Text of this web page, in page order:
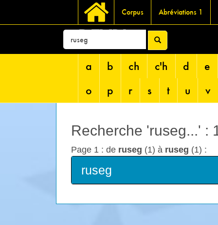
Corpus Abréviations 1
DEVRI
a b ch c'h d
e
o
p r s t u v
Recherche 'ruseg...' :
Page 1 : de ruseg (1) à ruseg (1) :
ruseg